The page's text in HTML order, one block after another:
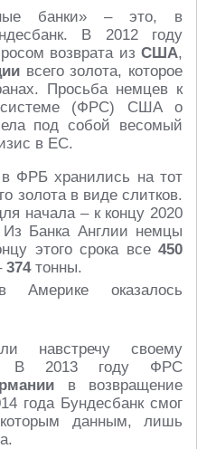
банки» – это, в
В 2012 году
возврата из США,
всего золота, которое
Просьба немцев к
системе (ФРС) США о
под собой весомый
в ЕС.
ФРБ хранились на тот
золота в виде слитков.
начала – к концу 2020
Банка Англии немцы
этого срока все 450
374тонны.
навстречу своему
В 2013 году ФРС
в возвращение
года Бундесбанк смог
данным, лишь